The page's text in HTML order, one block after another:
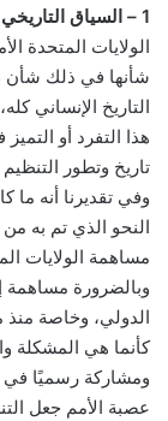
1 – السياق التاريخي للعلاقة بين الولايات المتحدة والأمم المتحدة:
الولايات المتحدة
شأنها في ذلك شأن
التاريخ الإنساني
هذا التفرد أو
تاريخ وتطور
وفي تقديرنا أنه ما
النحو الذي تم به
مساهمة الولايات
وبالضرورة مساهمة
الدولي، وخاصة منذ
كأنما هي المشكلة
ومشاركة رسميًا في
عصبة الأمم جعل